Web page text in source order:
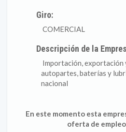
Giro:
COMERCIAL
Descripción de la
Importación, exportación
autopartes, baterías y
nacional
En este momento esta
oferta de